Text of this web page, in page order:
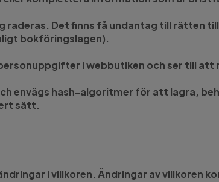
raderas. Det finns få undantag till rätten
bokföringslagen).
i webbutiken och ser till
envägs hash-algoritmer för att lagra,
sätt.
i villkoren. Ändringar av villkoren